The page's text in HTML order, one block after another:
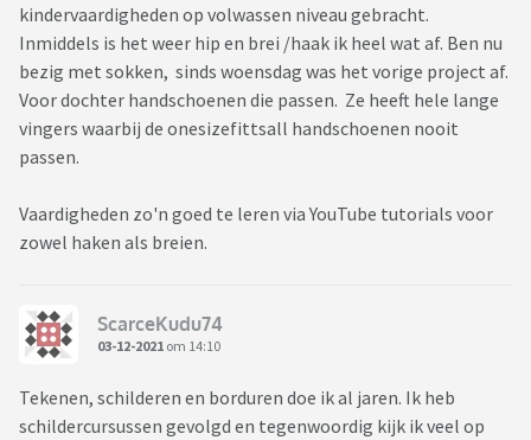
kindervaardigheden op volwassen niveau gebracht.
Inmiddels is het weer hip en brei /haak ik heel wat af. Ben nu
bezig met sokken, sinds woensdag was het vorige project af.
Voor dochter handschoenen die passen. Ze heeft hele lange
vingers waarbij de onesizefittsall handschoenen nooit
passen.
Vaardigheden zo'n goed te leren via YouTube tutorials voor
zowel haken als breien.
ScarceKudu74
03-12-2021 om 14:10
Tekenen, schilderen en borduren doe ik al jaren. Ik heb
schildercursussen gevolgd en tegenwoordig kijk ik veel op